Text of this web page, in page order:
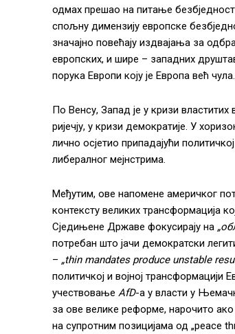
одмах прешао на питање
спољну димензију европске
значајно повећају издвајања за
европских, и шире – западних
порука Европи коју је Европа већ чула.
По Венсу, Запад је у кризи
ријечју, у кризи демократије. У
лично осјетио припадајући
либералног мејнстрима.
Међутим, oвe напомене америчког
контексту великих трансформација
Сједињене Државе фокусирају на
потребан што јачи демократски
– „thin mandates produce unstable
политичкој и војној трансформацији
учествовање AfD-а у власти у
за ове велике реформе, нарочито
на супротним позицијама од „peace